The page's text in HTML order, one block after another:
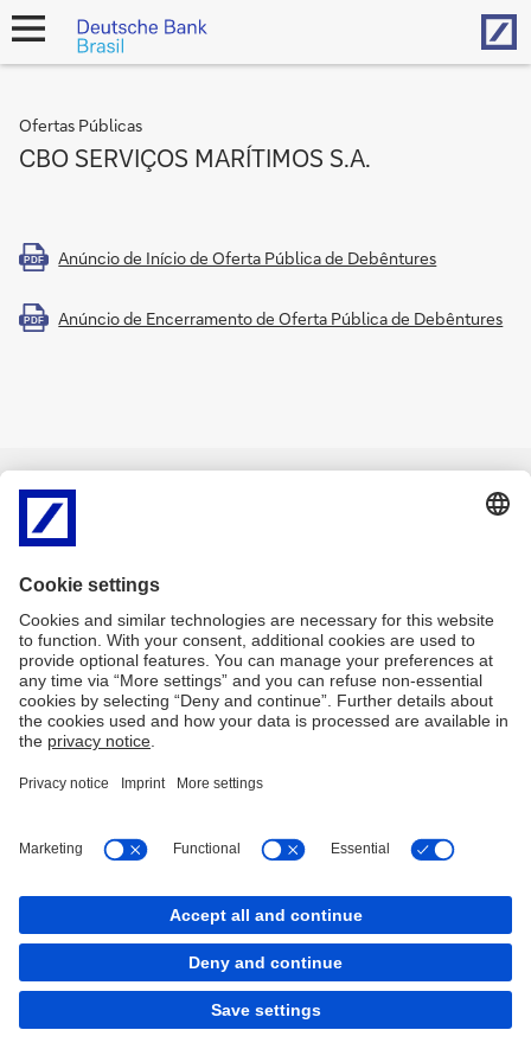
open
navigation
Ofertas Públicas
CBO SERVIÇOS MARÍTIMOS S.A.
PDF Anúncio de Início de Oferta Pública de Debêntures
PDF Anúncio de Encerramento de Oferta Pública de Debêntures
Canal de Denúncia
Cookies
Copyright © 2026 Deutsche Bank AG, Frankfurt am
Main